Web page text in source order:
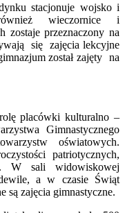
stacjonuje wojsko i
wieczornice i
zostaje przeznaczony na
się zajęcia lekcyjne
został zajęty na
placówki kulturalno –
Gimnastycznego
oświatowych.
patriotycznych,
W sali widowiskowej
a w czasie Świąt
są zajęcia gimnastyczne.